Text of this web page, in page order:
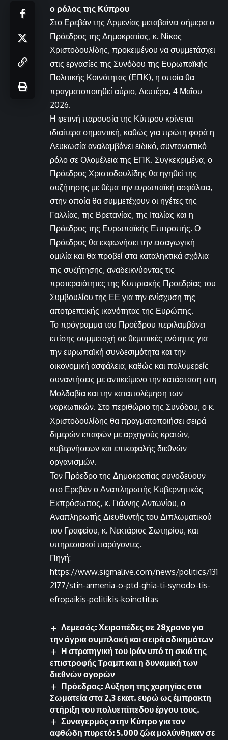
ο ρόλος της Κύπρου
Στο Ερεβάν της Αρμενίας μεταβαίνει σήμερα ο
Πρόεδρος της Δημοκρατίας, κ. Νίκος
Χριστοδουλίδης, προκειμένου να συμμετάσχει
στις εργασίες της Συνόδου της Ευρωπαϊκής
Πολιτικής Κοινότητας (ΕΠΚ), η οποία θα
πραγματοποιηθεί αύριο, Δευτέρα, 4 Μαΐου
2026.
Η φετινή παρουσία της Κύπρου κρίνεται
ιδιαίτερα σημαντική, καθώς για πρώτη φορά η
Λευκωσία αναλαμβάνει ειδικό, συντονιστικό
ρόλο σε Ολομέλεια της ΕΠΚ. Συγκεκριμένα, ο
Πρόεδρος Χριστοδουλίδης θα ηγηθεί της
συζήτησης με θέμα την ευρωπαϊκή ασφάλεια,
στην οποία θα συμμετέχουν οι ηγέτες της
Γαλλίας, της Βρετανίας, της Ιταλίας και η
Πρόεδρος της Ευρωπαϊκής Επιτροπής. Ο
Πρόεδρος θα εκφωνήσει την εισαγωγική
ομιλία και θα προβεί στα καταληκτικά σχόλια
της συζήτησης, αναδεικνύοντας τις
προτεραιότητες της Κυπριακής Προεδρίας του
Συμβουλίου της ΕΕ για την ενίσχυση της
αποτρεπτικής ικανότητας της Ευρώπης.
Το πρόγραμμα του Προέδρου περιλαμβάνει
επίσης συμμετοχή σε θεματικές ενότητες για
την ευρωπαϊκή συνδεσιμότητα και την
οικονομική ασφάλεια, καθώς και πολυμερείς
συναντήσεις με αντικείμενο την κατάσταση στη
Μολδαβία και την καταπολέμηση των
ναρκωτικών. Στο περιθώριο της Συνόδου, ο κ.
Χριστοδουλίδης θα πραγματοποιήσει σειρά
διμερών επαφών με αρχηγούς κρατών,
κυβερνήσεων και επικεφαλής διεθνών
οργανισμών.
Τον Πρόεδρο της Δημοκρατίας συνοδεύουν
στο Ερεβάν ο Αναπληρωτής Κυβερνητικός
Εκπρόσωπος, κ. Γιάννης Αντωνίου, ο
Αναπληρωτής Διευθυντής του Διπλωματικού
του Γραφείου, κ. Νεκτάριος Σωτηρίου, και
υπηρεσιακοί παράγοντες.
Πηγή:
https://www.sigmalive.com/news/politics/131
2177/stin-armenia-o-ptd-ghia-ti-synodo-tis-
efropaikis-politikis-koinotitas
Λεμεσός: Χειροπέδες σε 28χρονο για
την άγρια συμπλοκή και σειρά αδικημάτων
Η στρατηγική του Ιράν υπό τη σκιά της
επιστροφής Τραμπ και η δυναμική των
διεθνών αγορών
Πρόεδρος: Αύξηση της χορηγίας στα
Σωματεία στα 2,3 εκατ. ευρώ ως έμπρακτη
στήριξη του πολυεπίπεδου έργου τους.
Συναγερμός στην Κύπρο για τον
αφθώδη πυρετό: 5.000 ζώα μολύνθηκαν σε